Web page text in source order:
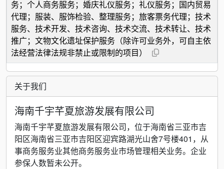
务；个人商务服务；婚庆礼仪服务；礼仪服务；国内贸易
代理；服装、服饰检验、整理服务；旅客票务代理；技术
服务、技术开发、技术咨询、技术交流、技术转让、技术
推广；文物文化遗址保护服务（除许可业务外，可自主依
法经营法律法规非禁止或限制的项目）
关于我们
海南千宇芊夏旅游发展有限公司
海南千宇芊夏旅游发展有限公司，位于海南省三亚市吉
阳区海南省三亚市吉阳区迎宾路湖光山舍7号楼401，从
事商务服务业其他商务服务业市场管理相关业务。企业
参保人数暂未公开。